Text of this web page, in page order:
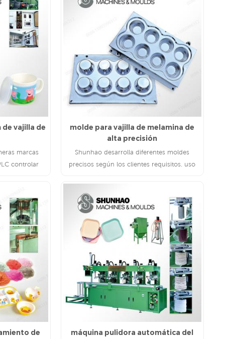
LEE MAS
vajilla de
marcas
controlar
molde para vajilla de melamina de
alta precisión
Shunhao desarrolla diferentes moldes
precisos según los clientes requisitos. uso
LEE MAS
de
máquina pulidora automática del